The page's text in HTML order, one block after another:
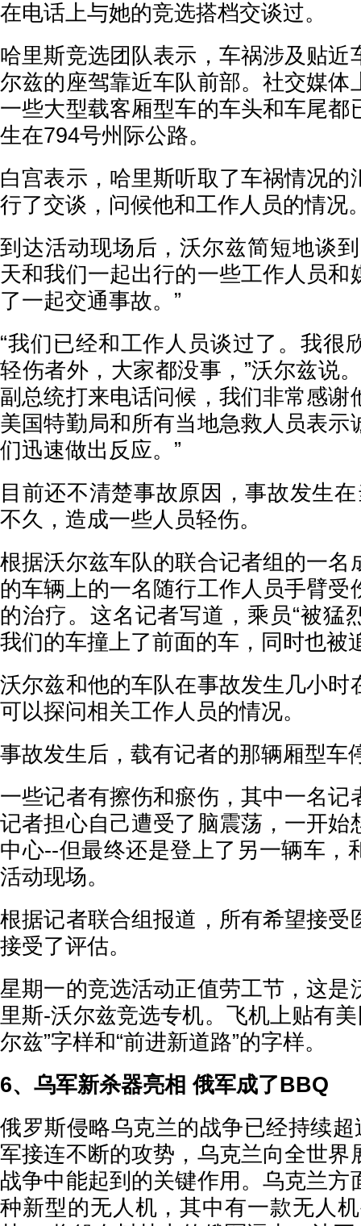
在电话上与她的竞选搭档交谈过。
哈里斯竞选团队表示，车祸涉及贴近
尔兹的座驾靠近车队前部。社交媒体
一些大型载客厢型车的车头和车尾都
生在794号州际公路。
白宫表示，哈里斯听取了车祸情况的
行了交谈，问候他和工作人员的情况
到达活动现场后，沃尔兹简短地谈
天和我们一起出行的一些工作人员和
了一起交通事故。”
“我们已经和工作人员谈过了。我很
轻伤者外，大家都没事，”沃尔兹说
副总统打来电话问候，我们非常感谢
美国特勤局和所有当地急救人员表示
们迅速做出反应。”
目前还不清楚事故原因，事故发生
不久，造成一些人员轻伤。
根据沃尔兹车队的联合记者组的一名
的车辆上的一名随行工作人员手臂受
的治疗。这名记者写道，乘员“被猛
我们的车撞上了前面的车，同时也被
沃尔兹和他的车队在事故发生几小时
可以探问相关工作人员的情况。
事故发生后，载有记者的那辆厢型车
一些记者有擦伤和瘀伤，其中一名记
记者担心自己遭受了脑震荡，一开始
中心--但最终还是登上了另一辆车，
活动现场。
根据记者联合组报道，所有希望接受
接受了评估。
星期一的竞选活动正值劳工节，这是
里斯-沃尔兹竞选专机。飞机上贴有
尔兹”字样和“前进新道路”的字样。
6、乌军新杀器亮相 俄军成了BBQ
俄罗斯侵略乌克兰的战争已经持续
军接连不断的攻势，乌克兰向全世界
战争中能起到的关键作用。乌克兰方
种新型的无人机，其中有一款无人